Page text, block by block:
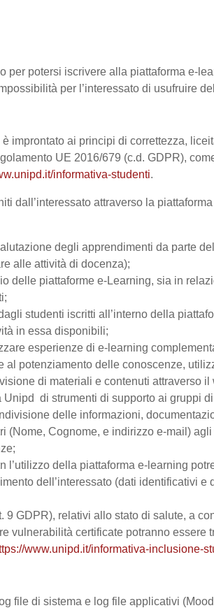
per potersi iscrivere alla piattaforma e-
per l’interessato di usufruire
improntato ai principi di correttezza,
UE 2016/679 (c.d. GDPR),
informativa-studenti.
dall’interessato attraverso la
degli apprendimenti da parte
alle attività di docenza);
delle piattaforme e-Learning, sia in
studenti iscritti all’interno della
in essa disponibili;
esperienze di e-learning
al potenziamento delle conoscenze,
di materiali e contenuti attraverso il
di strumenti di supporto ai gruppi
delle informazioni,
(Nome, Cognome, e indirizzo e-mail)
l’utilizzo della piattaforma e-learning
dell’interessato (dati identificativi e
9 GDPR), relativi allo stato di salute, a
vulnerabilità certificate potranno essere
www.unipd.it/informativa-inclusione-
file di sistema e log file applicativi